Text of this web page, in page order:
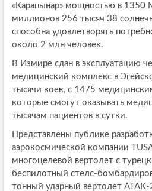
«Карапынар» мощностью в 1350
миллионов 256 тысяч 38
способна удовлетворять
около 2 млн человек.
В Измире сдан в эксплуатацию
медицинский комплекс в
тысячи коек, с 1475
которые смогут оказывать
тысячам пациентов в сутки.
Представлены публике
аэрокосмической компании
многоцелевой вертолет с
беспилотный стелс-
тонный ударный вертолет ATAK-